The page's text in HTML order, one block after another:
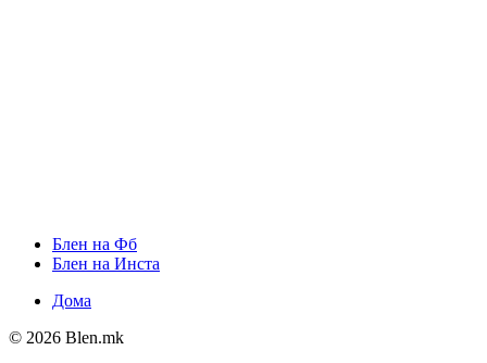
Блен на Фб
Блен на Инста
Дома
© 2026 Blen.mk